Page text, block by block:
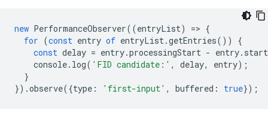
new PerformanceObserver((entryList) => {
for (const entry of entryList .getEntries())
{
const delay = entry.processingStart - entry.
console. log( 'FID candidate:' , delay, entry);
}
}).observe({type : 'first-input' , buffered : true});